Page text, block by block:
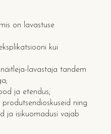
on lavastuse
kui
lavastaja tandem
ja etendus;
ning
ja isikuomadusi vajab